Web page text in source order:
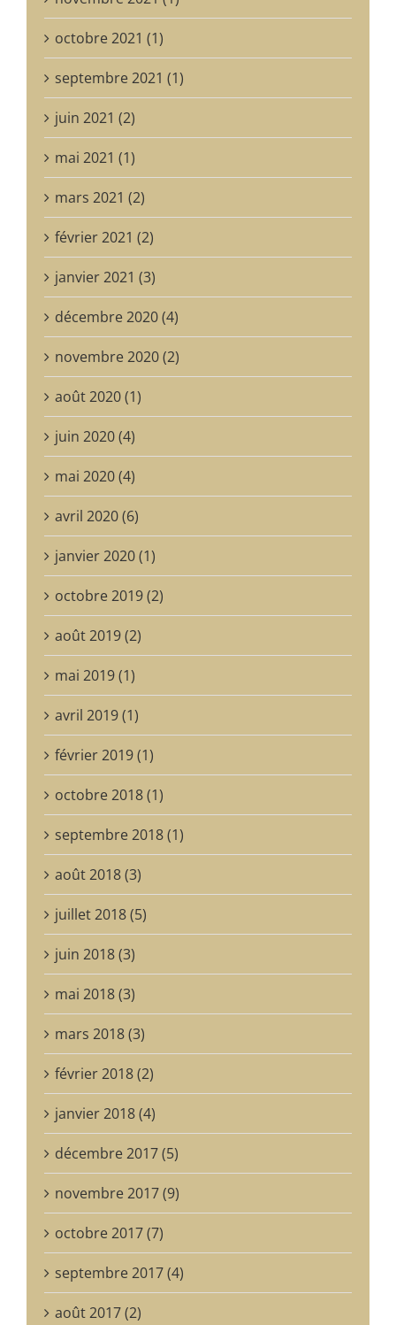
octobre 2021 (1)
septembre 2021 (1)
juin 2021 (2)
mai 2021 (1)
mars 2021 (2)
février 2021 (2)
janvier 2021 (3)
décembre 2020 (4)
novembre 2020 (2)
août 2020 (1)
juin 2020 (4)
mai 2020 (4)
avril 2020 (6)
janvier 2020 (1)
octobre 2019 (2)
août 2019 (2)
mai 2019 (1)
avril 2019 (1)
février 2019 (1)
octobre 2018 (1)
septembre 2018 (1)
août 2018 (3)
juillet 2018 (5)
juin 2018 (3)
mai 2018 (3)
mars 2018 (3)
février 2018 (2)
janvier 2018 (4)
décembre 2017 (5)
novembre 2017 (9)
octobre 2017 (7)
septembre 2017 (4)
août 2017 (2)